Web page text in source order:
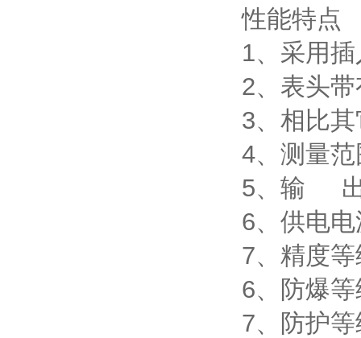
性能特点
1、采用
2、表头
3、相比
4、测量
5、输 出:
6、供电
7、精度
6、防爆
7、防护